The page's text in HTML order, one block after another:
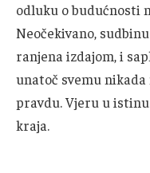
odluku o budućnosti
Neočekivano,
ranjena izdajom, i
unatoč svemu
pravdu. Vjeru u
kraja.